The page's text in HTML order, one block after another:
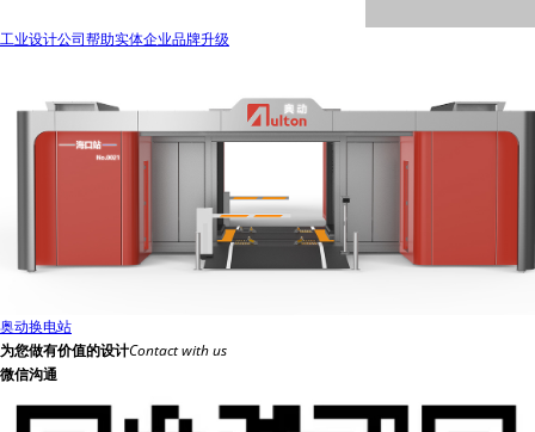
工业设计公司帮助实体企业品牌升级
奥动换电站
为您做有价值的设计Contact with us
微信沟通